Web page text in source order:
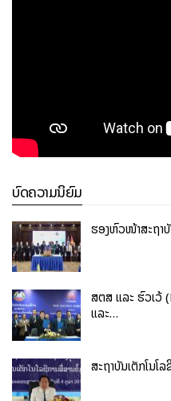
ບົດຄວາມນິຍົມ
ຮອງຫົວໜ້າສະຖາ
ສຕສ ແລະ ຮົວເວ້
ແລະ…
ສະຖາບັນເຕັກໂນໂ